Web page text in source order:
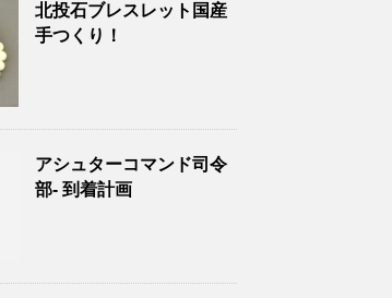
北投石ブレスレット国産
手つくり！
アシュターコマンド司令
部- 到着計画